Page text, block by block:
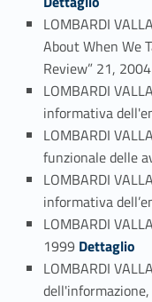
LOMBARDI
About When We
Review” 21, 2004
LOMBARDI
informativa
LOMBARDI
funzionale delle
LOMBARDI
informativa
LOMBARDI
1999 Link identifier #identifier_person_31908-172
Dettaglio
LOMBARDI